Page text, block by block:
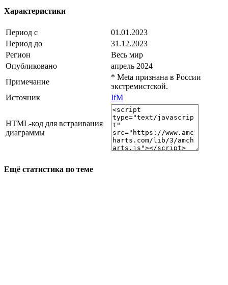
Характеристики
Период с
01.01.2023
Период до
31.12.2023
Регион
Весь мир
Опубликовано
апрель 2024
Примечание
* Meta признана в России
экстремистской.
Источник
IfM
HTML-код для встраивания
диаграммы
Ещё статистика по теме